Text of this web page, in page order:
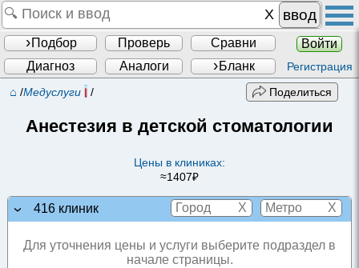
ввод
Подбор Проверь Сравни
Войти
Диагноз
Аналоги Бланк Регистрация
⌂ /Медуслуги / Поделиться
Анестезия в детской стоматологии
Цены в клиниках:
≈1407₽
416 клиник X X
Для уточнения цены и услуги выберите подраздел в
начале страницы.